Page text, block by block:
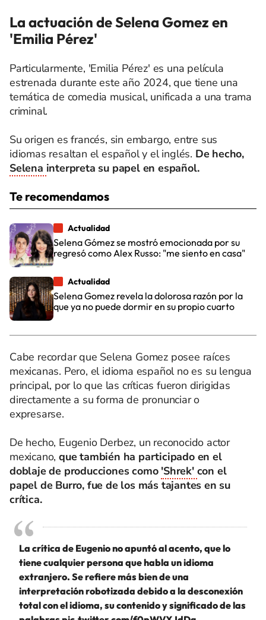
La actuación de Selena Gomez en
'Emilia Pérez'
Particularmente, 'Emilia Pérez' es una película
estrenada durante este año 2024, que tiene una
temática de comedia musical, unificada a una trama
criminal.
Su origen es francés, sin embargo, entre sus
idiomas resaltan el español y el inglés. De hecho,
Selena interpreta su papel en español.
Te recomendamos
Actualidad
Selena Gómez se mostró emocionada por su
regresó como Alex Russo: "me siento en casa"
Actualidad
Selena Gomez revela la dolorosa razón por la
que ya no puede dormir en su propio cuarto
Cabe recordar que Selena Gomez posee raíces
mexicanas. Pero, el idioma español no es su lengua
principal, por lo que las críticas fueron dirigidas
directamente a su forma de pronunciar o
expresarse.
De hecho, Eugenio Derbez, un reconocido actor
mexicano,que también ha participado en el
doblaje de producciones como 'Shrek' con el
papel de Burro, fue de los más tajantes en su
crítica.
La crítica de Eugenio no apuntó al acento, que lo
tiene cualquier persona que habla un idioma
extranjero. Se refiere más bien de una
interpretación robotizada debido a la desconexión
total con el idioma, su contenido y significado de las